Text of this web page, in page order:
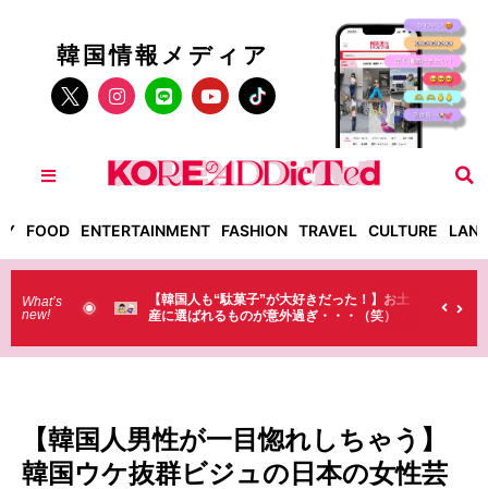
韓国情報メディア
FOOD ENTERTAINMENT FASHION TRAVEL CULTURE
What’s
new!
った！】お土
・（笑）
【そんなものまで買っていくの？】日本のド
ラストで韓国人が買うものがちょっと…
【韓国人男性が一目惚れしちゃう】
韓国ウケ抜群ビジュの日本の女性芸